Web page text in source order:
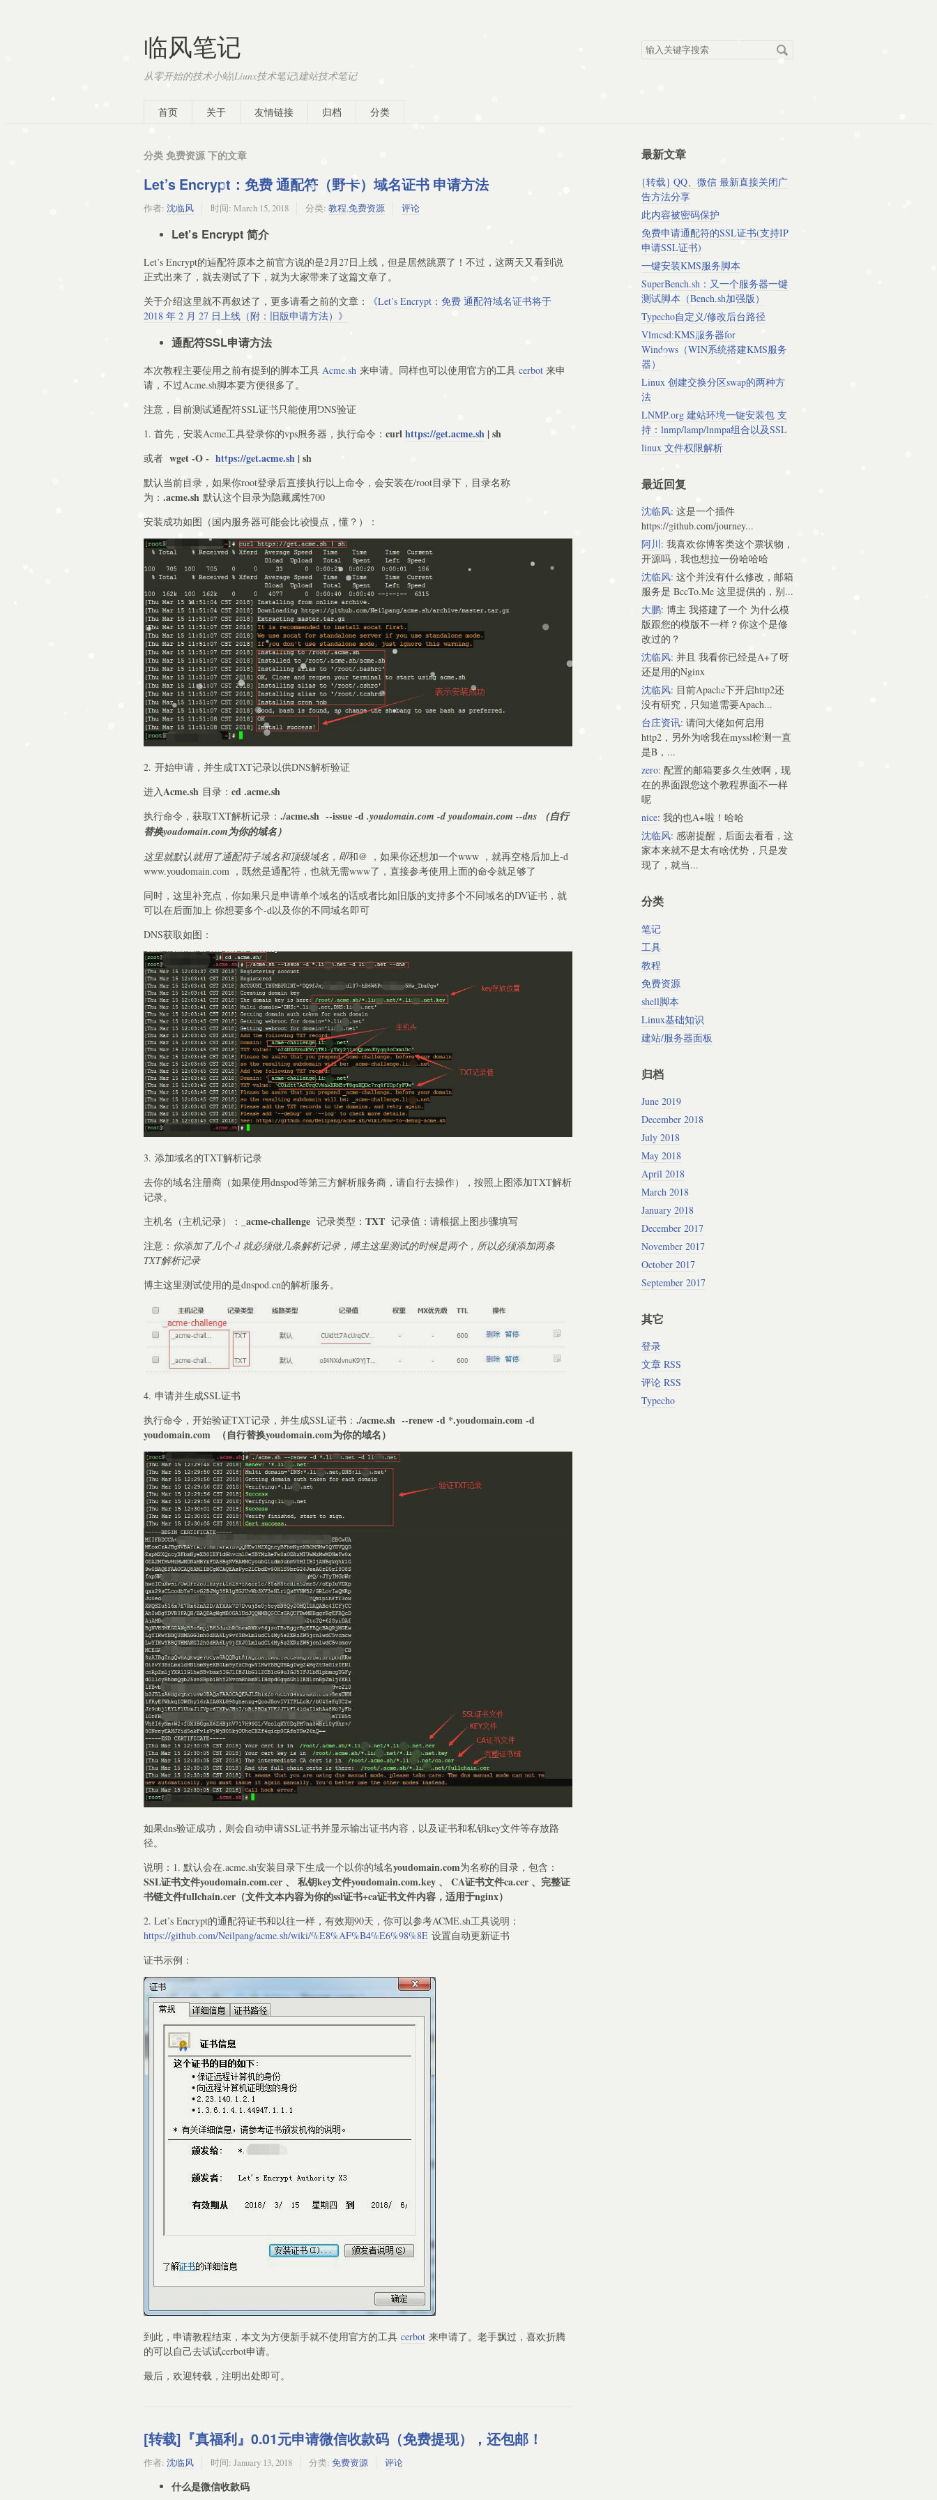
临风笔记
从零开始的技术小站|Liunx技术笔记|建站技术笔记
搜
首页 关于 友情链接 归档 分类
分类 免费资源 下的文章
Let’s Encrypt：免费 通配符（野卡）域名证书 申请方法
作者: 沈临风 时间: March 15, 2018 分类: 教程,免费资源 评论
Let’s Encrypt 简介
Let’s Encrypt的通配符原本之前官方说的是2月27日上线，但是居然跳票了！不过，这两天又看到说
正式出来了，就去测试了下，就为大家带来了这篇文章了。
关于介绍这里就不再叙述了，更多请看之前的文章：
《Let’s Encrypt：免费 通配符域名证书将于
2018 年 2 月 27 日上线（附：旧版申请方法）》
通配符SSL申请方法
本次教程主要使用之前有提到的脚本工具 Acme.sh 来申请。同样也可以使用官方的工具 cerbot 来申
请，不过Acme.sh脚本要方便很多了。
注意，目前测试通配符SSL证书只能使用DNS验证
1. 首先，安装Acme工具登录你的vps服务器，执行命令： curlhttps://get.acme.sh | sh
或者 wget -O - https://get.acme.sh | sh
默认当前目录，如果你root登录后直接执行以上命令，会安装在/root目录下，目录名称
为： .acme.sh 默认这个目录为隐藏属性700
安装成功如图（国内服务器可能会比较慢点，懂？）：
2. 开始申请，并生成TXT记录以供DNS解析验证
进入Acme.sh 目录： cd .acme.sh
执行命令，获取TXT解析记录： ./acme.sh --issue -d .youdomain.com -d youdomain.com --dns （自行
替换youdomain.com为你的域名）
这里就默认就用了通配符子域名和顶级域名，即和@ ，如果你还想加一个www ，就再空格后加上-d
www.youdomain.com ，既然是通配符，也就无需www了，直接参考使用上面的命令就足够了
同时，这里补充点，你如果只是申请单个域名的话或者比如旧版的支持多个不同域名的DV证书，就
可以在后面加上 你想要多个-d以及你的不同域名即可
DNS获取如图：
3. 添加域名的TXT解析记录
去你的域名注册商（如果使用dnspod等第三方解析服务商，请自行去操作），按照上图添加TXT解析
记录。
主机名（主机记录）：
_acme-challenge 记录类型： TXT 记录值：请根据上图步骤填写
注意： 你添加了几个-d 就必须做几条解析记录，博主这里测试的时候是两个，所以必须添加两条
TXT解析记录
博主这里测试使用的是dnspod.cn的解析服务。
4. 申请并生成SSL证书
执行命令，开始验证TXT记录，并生成SSL证书： ./acme.sh --renew -d *.youdomain.com -d
youdomain.com （自行替换youdomain.com为你的域名）
如果dns验证成功，则会自动申请SSL证书并显示输出证书内容，以及证书和私钥key文件等存放路
径。
说明：1. 默认会在.acme.sh安装目录下生成一个以你的域名youdomain.com为名称的目录，包含：
SSL证书文件youdomain.com.cer 、 私钥key文件youdomain.com.key 、 CA证书文件ca.cer 、完整证
书链文件fullchain.cer（文件文本内容为你的ssl证书+ca证书文件内容，适用于nginx）
2. Let’s Encrypt的通配符证书和以往一样，有效期90天，你可以参考ACME.sh工具说明：
https://github.com/Neilpang/acme.sh/wiki/%E8%AF%B4%E6%98%8E 设置自动更新证书
证书示例：
到此，申请教程结束，本文为方便新手就不使用官方的工具 cerbot 来申请了。老手飘过，喜欢折腾
的可以自己去试试cerbot申请。
最后，欢迎转载，注明出处即可。
[转载]『真福利』0.01元申请微信收款码（免费提现），还包邮！
作者: 沈临风 时间: January 13, 2018 分类: 免费资源 评论
什么是微信收款码
最新文章
{转载} QQ、微信 最新直接关闭广
告方法分享
此内容被密码保护
免费申请通配符的SSL证书(支持IP
申请SSL证书)
一键安装KMS服务脚本
SuperBench.sh：又一个服务器一键
测试脚本（Bench.sh加强版）
Typecho自定义/修改后台路径
Vlmcsd:KMS服务器for
Windows（WIN系统搭建KMS服务
器）
Linux 创建交换分区swap的两种方
法
LNMP.org 建站环境一键安装包 支
持：lnmp/lamp/lnmpa组合以及SSL
linux 文件权限解析
最近回复
沈临风: 这是一个插件
https://github.com/journey...
阿川: 我喜欢你博客类这个票状物，
开源吗，我也想拉一份哈哈哈
沈临风: 这个并没有什么修改，邮箱
服务是 BccTo.Me 这里提供的，别...
大鹏: 博主 我搭建了一个 为什么模
版跟您的模版不一样？你这个是修
改过的？
沈临风: 并且 我看你已经是A+了呀
还是用的Nginx
沈临风: 目前Apache下开启http2还
没有研究，只知道需要Apach...
台庄资讯: 请问大佬如何启用
http2，另外为啥我在myssl检测一直
是B，...
zero: 配置的邮箱要多久生效啊，现
在的界面跟您这个教程界面不一样
呢
nice: 我的也A+啦！哈哈
沈临风: 感谢提醒，后面去看看，这
家本来就不是太有啥优势，只是发
现了，就当...
分类
笔记
工具
教程
免费资源
shell脚本
Linux基础知识
建站/服务器面板
归档
June 2019
December 2018
July 2018
May 2018
April 2018
March 2018
January 2018
December 2017
November 2017
October 2017
September 2017
其它
登录
文章 RSS
评论 RSS
Typecho